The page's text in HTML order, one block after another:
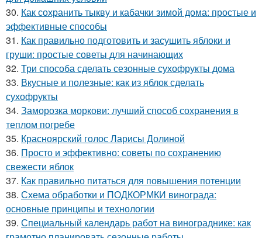
30. Как сохранить тыкву и кабачки зимой дома: простые и
эффективные способы
31. Как правильно подготовить и засушить яблоки и
груши: простые советы для начинающих
32. Три способа сделать сезонные сухофрукты дома
33. Вкусные и полезные: как из яблок сделать
сухофрукты
34. Заморозка моркови: лучший способ сохранения в
теплом погребе
35. Красноярский голос Ларисы Долиной
36. Просто и эффективно: советы по сохранению
свежести яблок
37. Как правильно питаться для повышения потенции
38. Схема обработки и ПОДКОРМКИ винограда:
основные принципы и технологии
39. Специальный календарь работ на винограднике: как